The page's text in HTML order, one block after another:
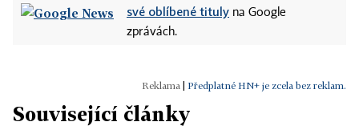
své oblíbené tituly na Google
zprávách.
Předplatné HN+ je zcela bez reklam.
Související články